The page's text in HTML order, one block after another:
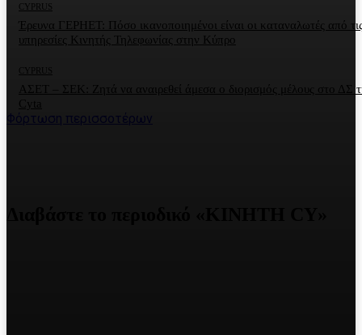
CYPRUS
Έρευνα ΓΕΡΗΕΤ: Πόσο ικανοποιημένοι είναι οι καταναλωτές από
υπηρεσίες Κινητής Τηλεφωνίας στην Κύπρο
CYPRUS
ΑΣΕΤ – ΣΕΚ: Ζητά να αναιρεθεί άμεσα ο διορισμός μέλους στο ΔΣ
Cyta